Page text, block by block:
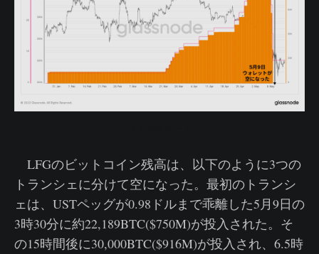
LFGのビットコイン残高は、以下のように3つの
トランシェに分けて空になった。最初のトランシ
ェは、USTペッグが0.98ドルまで乖離した5月9日の
3時30分に約22,189BTC($750M)が投入された。そ
の15時間後に30,000BTC($916M)が投入され、6.5時